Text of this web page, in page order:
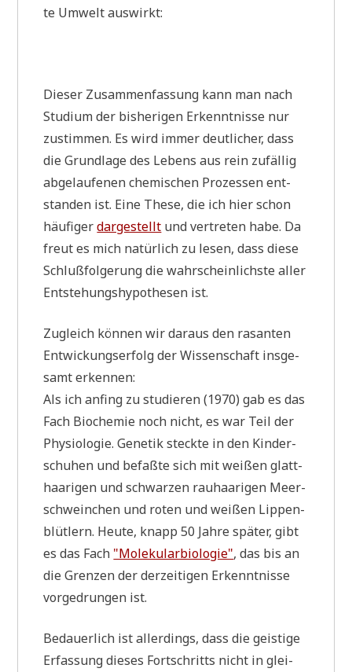
te Umwelt auswirkt:
Die­ser Zusam­men­fas­sung kann man nach
Stu­di­um der bis­he­ri­gen Erkennt­nis­se nur
zustim­men. Es wird immer deut­li­cher, dass
die Grund­la­ge des Lebens aus rein zufäl­lig
abge­lau­fe­nen che­mi­schen Pro­zes­sen ent­
stan­den ist. Eine The­se, die ich hier schon
häu­fi­gerdar­ge­stellt und ver­tre­ten habe. Da
freut es mich natür­lich zu lesen, dass die­se
Schluß­fol­ge­rung die wahr­schein­lich­ste aller
Ent­ste­hungs­hy­po­the­sen ist.
Zugleich kön­nen wir dar­aus den rasan­ten
Ent­wickungs­er­folg der Wis­sen­schaft ins­ge­
samt erkennen:
Als ich anfing zu stu­die­ren (1970) gab es das
Fach Bio­che­mie noch nicht, es war Teil der
Phy­sio­lo­gie. Gene­tik steck­te in den Kin­der­
schu­hen und befaß­te sich mit wei­ßen glatt­
haa­ri­gen und schwar­zen rau­haa­ri­gen Meer­
schwein­chen und roten und wei­ßen Lip­pen­
blüt­lern. Heu­te, knapp 50 Jah­re spä­ter, gibt
es das Fach "Mole­ku­lar­bio­lo­gie", das bis an
die Gren­zen der der­zei­ti­gen Erkennt­nis­se
vor­ge­drun­gen ist.
Bedau­er­lich ist aller­dings, dass die gei­sti­ge
Erfas­sung die­ses Fort­schritts nicht in glei­